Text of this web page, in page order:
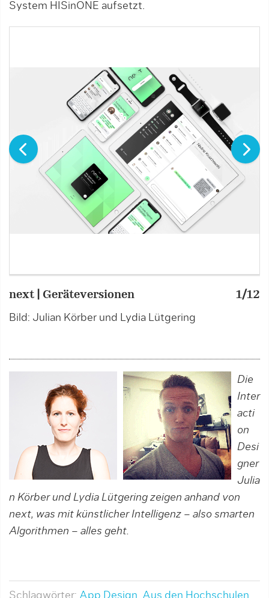
System HIS­inONE aufsetzt.
next | Geräteversionen
Bild: Julian Körber und Lydia Lütgering
1/12
Die
Inter
acti
on
Desi
gner
Julia
n Körber und Lydia Lütgering zeigen anhand von
next, was mit künstli­cher Intelligenz – also smarten
Algorithmen – alles geht.
Schlagwörter: App Design Aus den Hochschulen